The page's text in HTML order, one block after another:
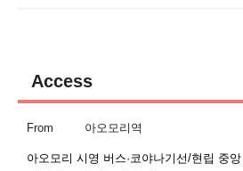
Access
From 아오모리역
아오모리 시영 버스·코야나기선/현립 중